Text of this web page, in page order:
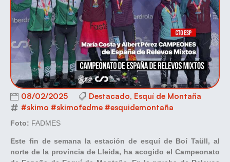
08/02/2025 Destacado, Esquí de Montaña
#skimo #skimofedme #esquidemontaña
Foto: FADMES
Este fin de semana la estación de esquí de Boí Taüll, al
norte de la provincia de Lleida, ha acogido el Campeonato